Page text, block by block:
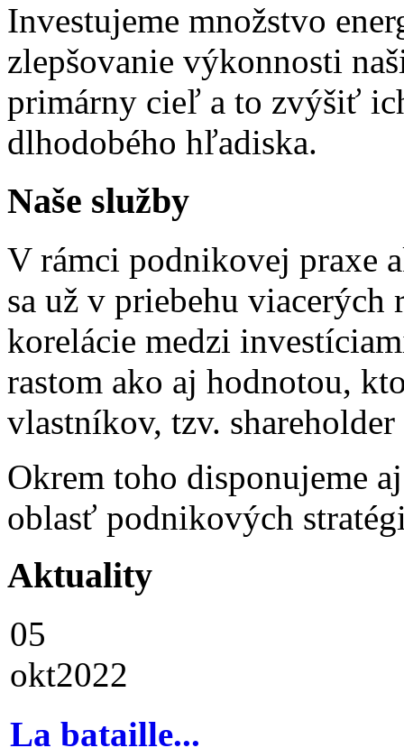
Investujeme množstvo
zlepšovanie výkonnosti
primárny cieľ a to zvýšiť
dlhodobého hľadiska.
Naše služby
V rámci podnikovej praxe
sa už v priebehu viacerých
korelácie medzi
rastom ako aj hodnotou,
vlastníkov, tzv.
Okrem toho disponujeme
oblasť podnikových
Aktuality
05
okt2022
La bataille...